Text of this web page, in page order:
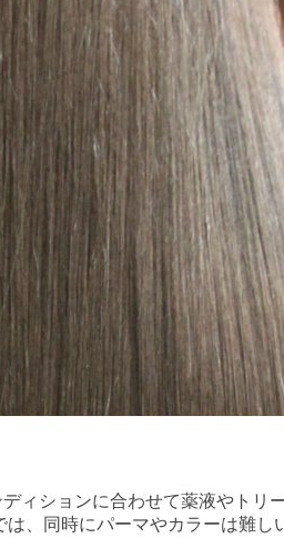
ィションに合わせて薬液やトリ
、同時にパーマやカラーは難し